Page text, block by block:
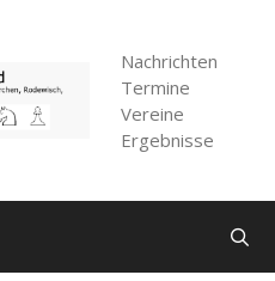
Nachrichten
Termine
Vereine
Ergebnisse